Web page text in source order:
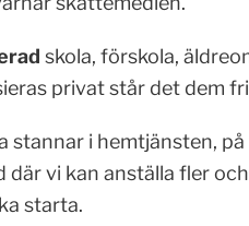
skola, förskola,
privat står det dem
stannar i hemtjänsten,
där vi kan anställa fler
starta.